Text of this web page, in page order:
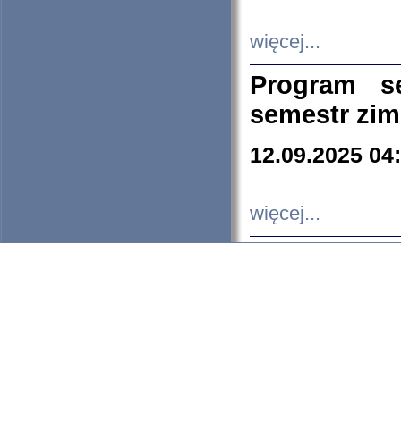
więcej...
Program
semestr
12.09.2025
więcej...